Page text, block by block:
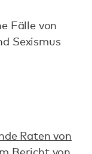
Fälle von
Sexismus
Raten von